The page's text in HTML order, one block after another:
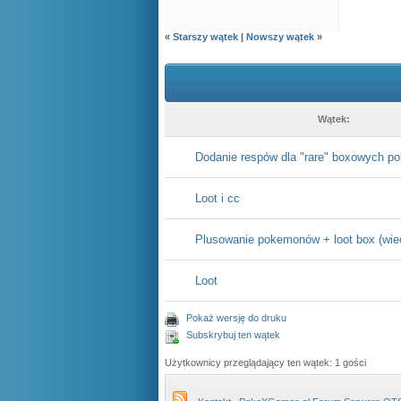
« Starszy wątek | Nowszy wątek »
Wątek:
Dodanie respów dla "rare" boxowych
Loot i cc
Plusowanie pokemonów + loot box
Loot
Pokaż wersję do druku
Subskrybuj ten wątek
Użytkownicy przeglądający ten wątek: 1 gości